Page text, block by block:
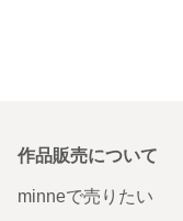
作品販売について
minneで売りたい